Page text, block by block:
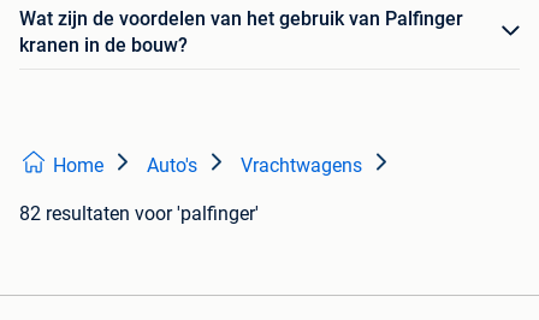
Wat zijn de voordelen van het gebruik van Palfinger
kranen in de bouw?
Home Auto's Vrachtwagens
82 resultaten voor 'palfinger'